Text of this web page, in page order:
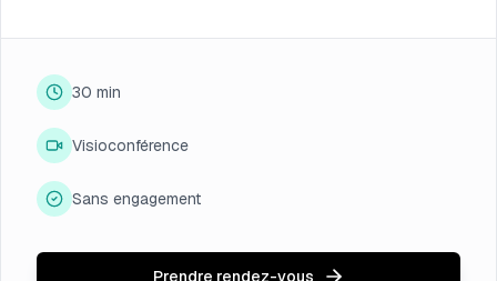
30 min
Visioconférence
Sans engagement
Prendre rendez-vous